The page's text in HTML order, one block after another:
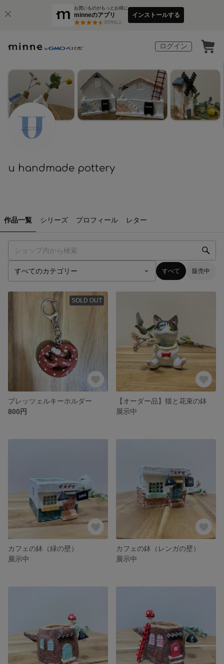
お買いものがもっとお得に
minneのアプリ
3万件以上
インストールする
ログイン
u handmade pottery
作品一覧 シリーズ プロフィール レター
すべて 販売中
SOLD OUT
プレッツェルキーホルダー
800円
【オーダー品】猫と花束の鉢
展示中
カフェの鉢（緑の壁）
展示中
カフェの鉢（レンガの壁）
展示中